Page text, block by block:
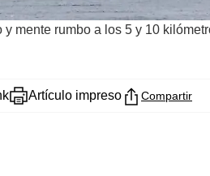
mente rumbo a los 5 y 10
Artículo impreso Compartir